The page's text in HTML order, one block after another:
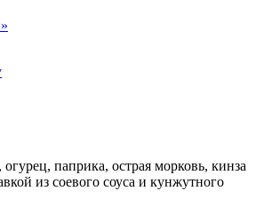
паприка, острая морковь, кинза
из соевого соуса и кунжутного